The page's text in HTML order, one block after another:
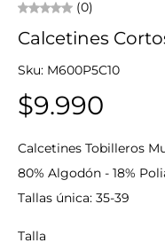
(0)
Calcetines
Sku: M600P5C10
$9.990
Calcetines Tobilleros
80% Algodón - 18%
Tallas única: 35-39
Talla